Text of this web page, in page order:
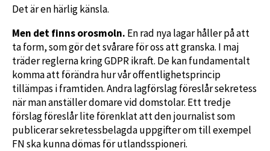
Det är en härlig känsla.
Men det finns orosmoln. En rad nya lagar håller på att
ta form, som gör det svårare för oss att granska. I maj
träder reglerna kring GDPR ikraft. De kan fundamentalt
komma att förändra hur vår offentlighetsprincip
tillämpas i framtiden. Andra lagförslag föreslår sekretess
när man anställer domare vid domstolar. Ett tredje
förslag föreslår lite förenklat att den journalist som
publicerar sekretessbelagda uppgifter om till exempel
FN ska kunna dömas för utlandsspioneri.